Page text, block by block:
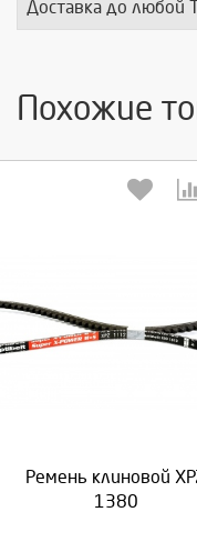
Доставка до любой
Похожие
Ремень клиновой
1380
Выберите
Отмена